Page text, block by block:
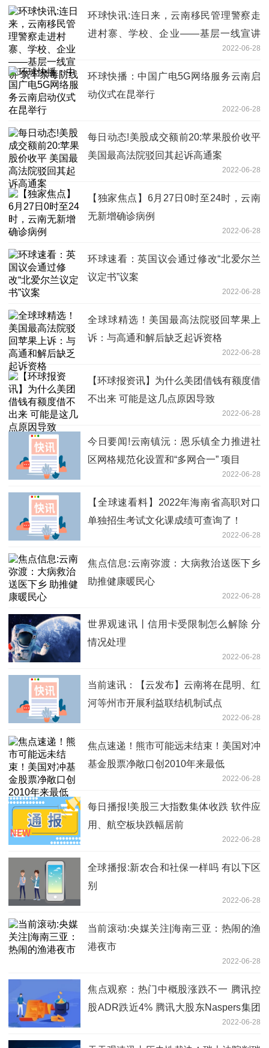
环球快讯:连日来，云南移民管理警察走
进村寨、学校、企业——基层一线宣讲
2022-06-28
环球快播：中国广电5G网络服务云南启
动仪式在昆举行
2022-06-28
每日动态!美股成交额前20:苹果股价收平
美国最高法院驳回其起诉高通案
2022-06-28
【独家焦点】6月27日0时至24时，云南
无新增确诊病例
2022-06-28
环球速看：英国议会通过修改“北爱尔兰
议定书”议案
2022-06-28
全球球精选！美国最高法院驳回苹果上
诉：与高通和解后缺乏起诉资格
2022-06-28
【环球报资讯】为什么美团借钱有额度借
不出来 可能是这几点原因导致
2022-06-28
今日要闻!云南镇沅：恩乐镇全力推进社
区网格规范化设置和“多网合一” 项目
2022-06-28
【全球速看料】2022年海南省高职对口
单独招生考试文化课成绩可查询了！
2022-06-28
焦点信息:云南弥渡：大病救治送医下乡
助推健康暖民心
2022-06-28
世界观速讯丨信用卡受限制怎么解除 分
情况处理
2022-06-28
当前速讯：【云发布】云南将在昆明、红
河等州市开展利益联结机制试点
2022-06-28
焦点速递！熊市可能远未结束！美国对冲
基金股票净敞口创2010年来最低
2022-06-28
每日播报!美股三大指数集体收跌 软件应
用、航空板块跌幅居前
2022-06-28
全球播报:新农合和社保一样吗 有以下区
别
2022-06-28
当前滚动:央媒关注|海南三亚：热闹的渔
港夜市
2022-06-28
焦点观察：热门中概股涨跌不一 腾讯控
股ADR跌近4% 腾讯大股东Naspers集团
2022-06-28